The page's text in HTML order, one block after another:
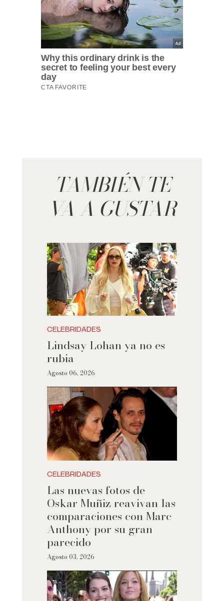
TAMBIÉN TE
VA A GUSTAR
CELEBRIDADES
Lindsay Lohan ya no es
rubia
Agosto 06, 2026
CELEBRIDADES
Las nuevas fotos de
Oskar Muñiz reavivan las
comparaciones con Marc
Anthony por su gran
parecido
Agosto 03, 2026